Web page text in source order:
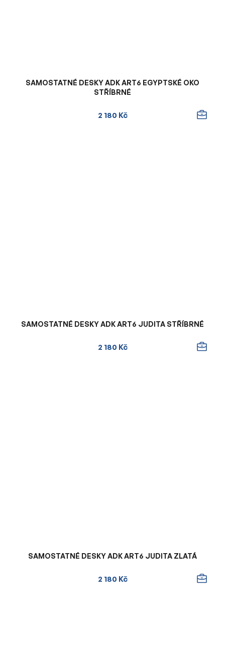
SAMOSTATNÉ DESKY ADK ART6 EGYPTSKÉ OKO
STŘÍBRNÉ
2 180 Kč
SAMOSTATNÉ DESKY ADK ART6 JUDITA STŘÍBRNÉ
2 180 Kč
SAMOSTATNÉ DESKY ADK ART6 JUDITA ZLATÁ
2 180 Kč